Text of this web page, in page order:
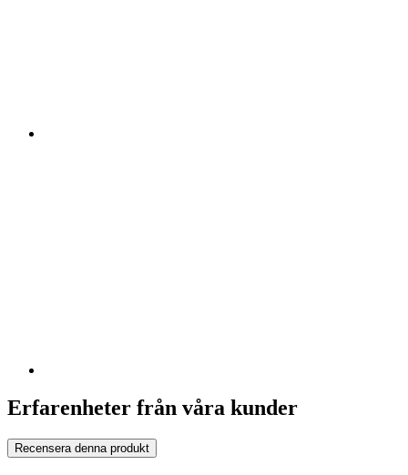
Erfarenheter från våra kunder
Recensera denna produkt